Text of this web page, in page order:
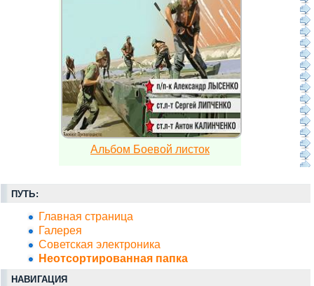
Альбом Боевой листок
ПУТЬ:
Главная страница
Галерея
Советская электроника
Неотсортированная папка
НАВИГАЦИЯ